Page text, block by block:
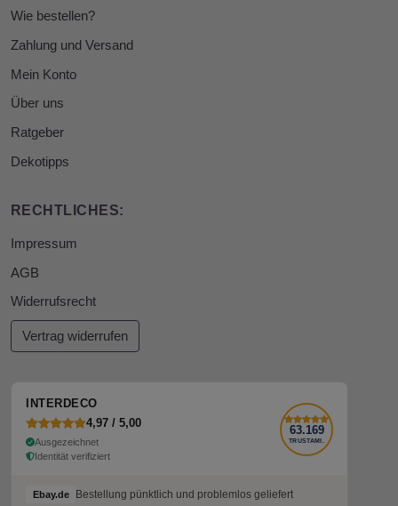
Wie bestellen?
Zahlung und Versand
Mein Konto
Über uns
Ratgeber
Dekotipps
RECHTLICHES:
Impressum
AGB
Widerrufsrecht
Vertrag widerrufen
INTERDECO
4,97 / 5,00
Ausgezeichnet
Identität verifiziert
63.169
TRUSTAMI.
Ebay.de Bestellung pünktlich und problemlos geliefert